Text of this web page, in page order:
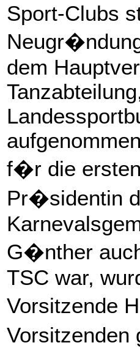
Sport-Clubs
dem
f�r die
Pr�sidentin
G�nther
TSC war,
Vorsitzende